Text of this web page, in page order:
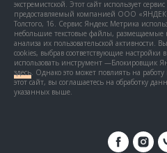
экстремистской. Этот сайт использует
предоставляемый компанией ООО
Толстого, 16. Сервис Яндекс Метрика
небольшие текстовые файлы, размещаемые
анализа их пользовательской активности.
cookies, выбрав соответствующие настройки
использовать инструмент —Блокировщик
здесь. Однако это может повлиять на
этот сайт, вы соглашаетесь на обработку
указанных выше.